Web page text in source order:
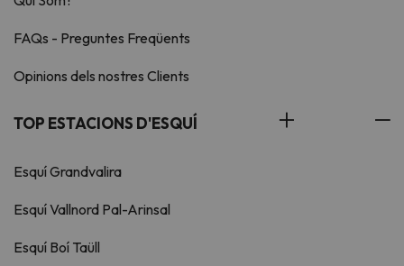
FAQs - Preguntes Freqüents
Opinions dels nostres Clients
TOP ESTACIONS D'ESQUÍ
Esquí Grandvalira
Esquí Vallnord Pal-Arinsal
Esquí Boí Taüll